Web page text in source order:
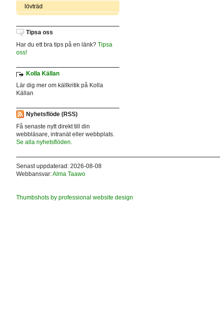
lövträd
Tipsa oss
Har du ett bra tips på en länk? Tipsa
oss!
Kolla Källan
Lär dig mer om källkritik på Kolla
Källan
Nyhetsflöde (RSS)
Få senaste nytt direkt till din
webbläsare, intranät eller webbplats.
Se alla nyhetsflöden.
Senast uppdaterad: 2026-08-08
Webbansvar:Alma Taawo
Thumbshots by professional website design